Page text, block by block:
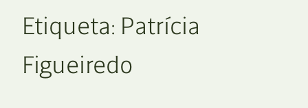
Etiqueta: Patrícia
Figueiredo